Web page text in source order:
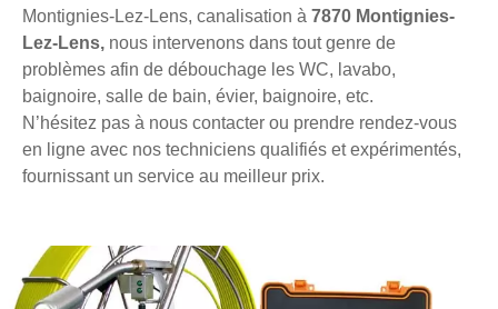
Montignies-Lez-Lens, canalisation à 7870 Montignies-
Lez-Lens, nous intervenons dans tout genre de
problèmes afin de débouchage les WC, lavabo,
baignoire, salle de bain, évier, baignoire, etc.
N’hésitez pas à nous contacter ou prendre rendez-vous
en ligne avec nos techniciens qualifiés et expérimentés,
fournissant un service au meilleur prix.